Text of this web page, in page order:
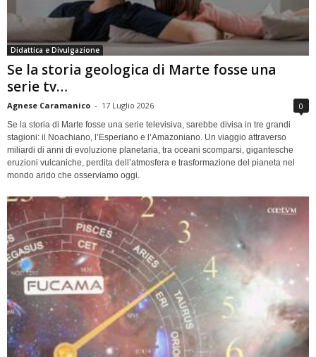
Didattica e Divulgazione
Se la storia geologica di Marte fosse una
serie tv…
Agnese Caramanico - 17 Luglio 2026 0
Se la storia di Marte fosse una serie televisiva, sarebbe divisa in tre grandi
stagioni: il Noachiano, l’Esperiano e l’Amazoniano. Un viaggio attraverso
miliardi di anni di evoluzione planetaria, tra oceani scomparsi, gigantesche
eruzioni vulcaniche, perdita dell’atmosfera e trasformazione del pianeta nel
mondo arido che osserviamo oggi.